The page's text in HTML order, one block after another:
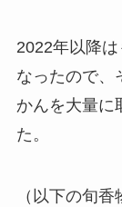
2022年以降
なったので、
かんを大量に
た。
（以下の旬